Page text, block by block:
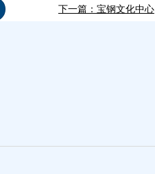
下一篇：宝钢文化中心